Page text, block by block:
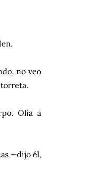
no veo
Olía a
—dijo él,